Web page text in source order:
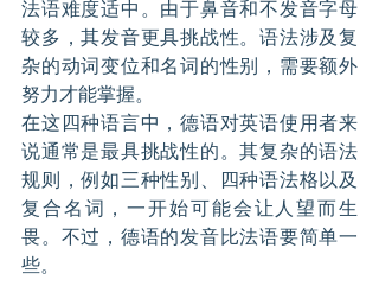
法语难度适中。由于鼻音和不发音字母
较多，其发音更具挑战性。语法涉及复
杂的动词变位和名词的性别，需要额外
努力才能掌握。
在这四种语言中，德语对英语使用者来
说通常是最具挑战性的。其复杂的语法
规则，例如三种性别、四种语法格以及
复合名词，一开始可能会让人望而生
畏。不过，德语的发音比法语要简单一
些。